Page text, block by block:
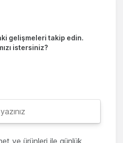
gelişmeleri takip edin.
istersiniz?
ve ürünleri ile günlük